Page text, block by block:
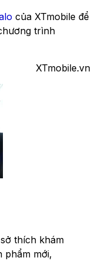
của XTmobile để
trình
XTmobile.vn
thích khám
phẩm mới,